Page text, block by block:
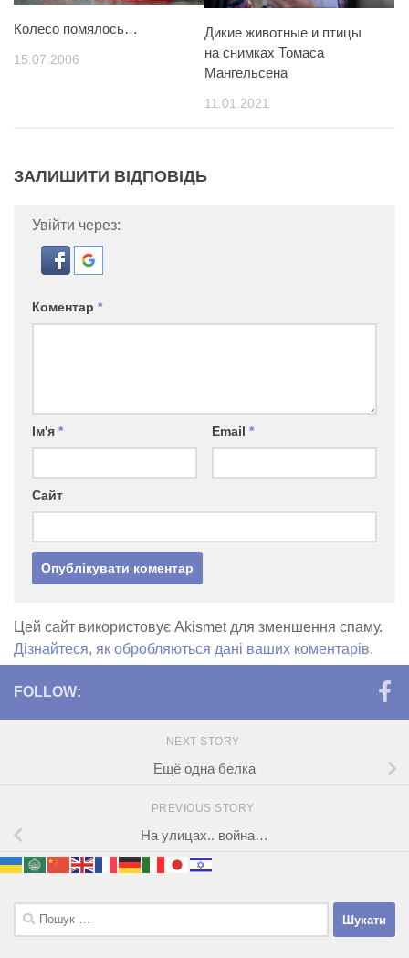
Колесо помялось…
15.07.2006
Дикие животные и птицы
на снимках Томаса
Мангельсена
11.01.2021
ЗАЛИШИТИ ВІДПОВІДЬ
Увійти через:
Коментар *
Ім'я * Email *
Сайт
Цей сайт використовує Akismet для зменшення спаму.
Дізнайтеся, як обробляються дані ваших коментарів.
FOLLOW:
NEXT STORY
Ещё одна белка
PREVIOUS STORY
На улицах.. война…
Пошук: